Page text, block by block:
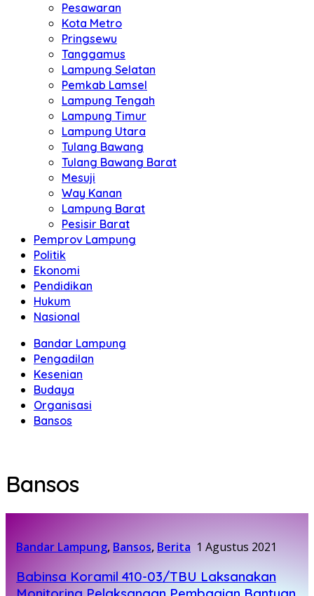
Pesawaran
Kota Metro
Pringsewu
Tanggamus
Lampung Selatan
Pemkab Lamsel
Lampung Tengah
Lampung Timur
Lampung Utara
Tulang Bawang
Tulang Bawang Barat
Mesuji
Way Kanan
Lampung Barat
Pesisir Barat
Pemprov Lampung
Politik
Ekonomi
Pendidikan
Hukum
Nasional
Bandar Lampung
Pengadilan
Kesenian
Budaya
Organisasi
Bansos
Bansos
Bandar Lampung, Bansos, Berita 1 Agustus 2021
Babinsa Koramil 410-03/TBU Laksanakan